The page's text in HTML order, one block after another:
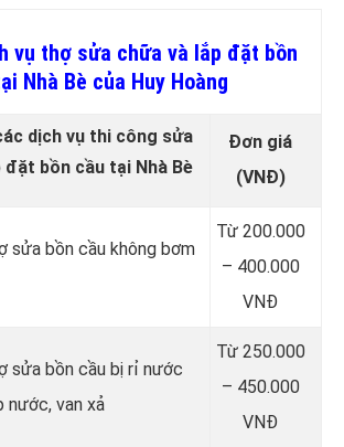
vụ thợ sửa chữa và lắp đặt bồn
Nhà Bè của Huy Hoàng
dịch vụ thi công sửa
đặt bồn cầu tại Nhà Bè
Đơn giá
(VNĐ)
sửa bồn cầu không bơm
Từ 200.000
– 400.000
VNĐ
sửa bồn cầu bị rỉ nước
nước, van xả
Từ 250.000
– 450.000
VNĐ